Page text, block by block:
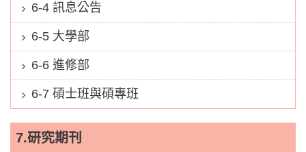
6-4 訊息公告
6-5 大學部
6-6 進修部
6-7 碩士班與碩專班
7.研究期刊